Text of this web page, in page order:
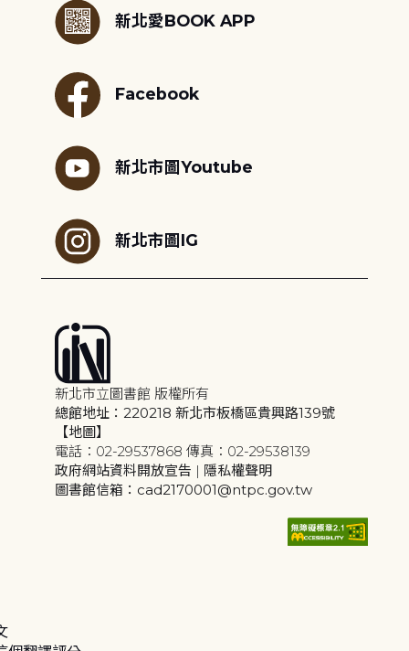
新北愛BOOK APP
Facebook
新北市圖Youtube
新北市圖IG
新北市立圖書館 版權所有
總館地址：220218 新北市板橋區貴興路139號
【地圖】
電話：02-29537868 傳真：02-29538139
政府網站資料開放宣告 | 隱私權聲明
圖書館信箱：cad2170001@ntpc.gov.tw